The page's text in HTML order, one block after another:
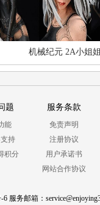
机械纪元 2A小姐
题
能
持
积分
服务条款
免责声明
注册协议
用户承诺书
网站合作协议
6 服务邮箱：